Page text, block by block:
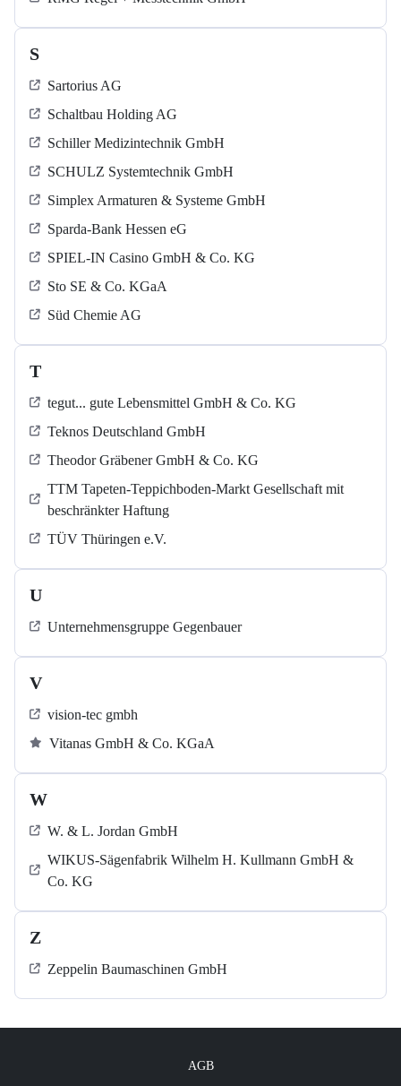
S
Sartorius AG
Schaltbau Holding AG
Schiller Medizintechnik GmbH
SCHULZ Systemtechnik GmbH
Simplex Armaturen & Systeme GmbH
Sparda-Bank Hessen eG
SPIEL-IN Casino GmbH & Co. KG
Sto SE & Co. KGaA
Süd Chemie AG
T
tegut... gute Lebensmittel GmbH & Co. KG
Teknos Deutschland GmbH
Theodor Gräbener GmbH & Co. KG
TTM Tapeten-Teppichboden-Markt Gesellschaft mit
beschränkter Haftung
TÜV Thüringen e.V.
U
Unternehmensgruppe Gegenbauer
V
vision-tec gmbh
Vitanas GmbH & Co. KGaA
W
W. & L. Jordan GmbH
WIKUS-Sägenfabrik Wilhelm H. Kullmann GmbH &
Co. KG
Z
Zeppelin Baumaschinen GmbH
AGB